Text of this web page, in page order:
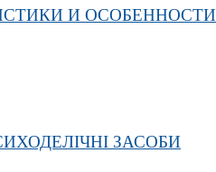
И ОСОБЕННОСТИ
ЗАСОБИ